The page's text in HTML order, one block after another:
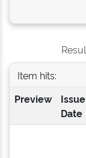
Item hits:
Preview
Issue
Date